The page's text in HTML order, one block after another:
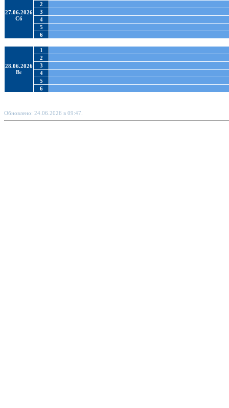
27.06.2026
Сб
2
3
4
5
6
28.06.2026
Вс
1
2
3
4
5
6
Обновлено: 24.06.2026 в 09:47.